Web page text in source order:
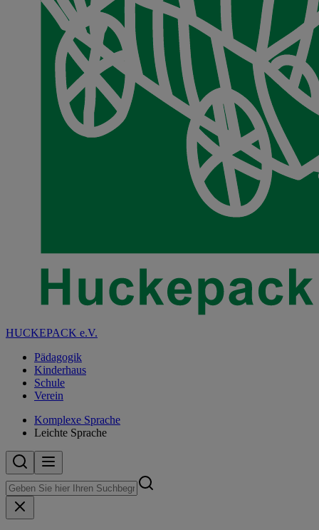
HUCKEPACK e.V.
Pädagogik
Kinderhaus
Schule
Verein
Komplexe Sprache
Leichte Sprache